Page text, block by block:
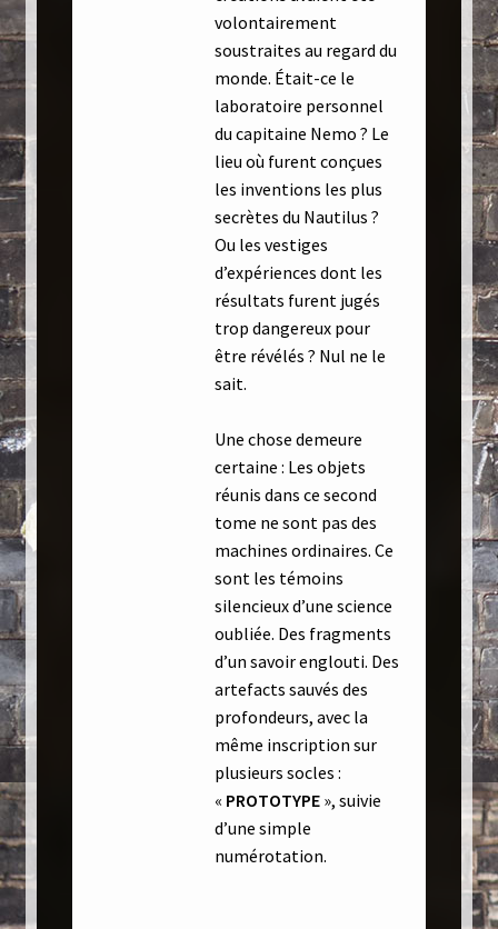
volontairement
soustraites au regard du
monde. Était-ce le
laboratoire personnel
du capitaine Nemo ? Le
lieu où furent conçues
les inventions les plus
secrètes du Nautilus ?
Ou les vestiges
d’expériences dont les
résultats furent jugés
trop dangereux pour
être révélés ? Nul ne le
sait.
Une chose demeure
certaine : Les objets
réunis dans ce second
tome ne sont pas des
machines ordinaires. Ce
sont les témoins
silencieux d’une science
oubliée. Des fragments
d’un savoir englouti. Des
artefacts sauvés des
profondeurs, avec la
même inscription sur
plusieurs socles :
« PROTOTYPE », suivie
d’une simple
numérotation.